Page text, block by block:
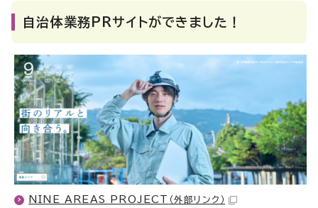
自治体業務PRサイトができました！
NINE AREAS PROJECT （外部リンク）